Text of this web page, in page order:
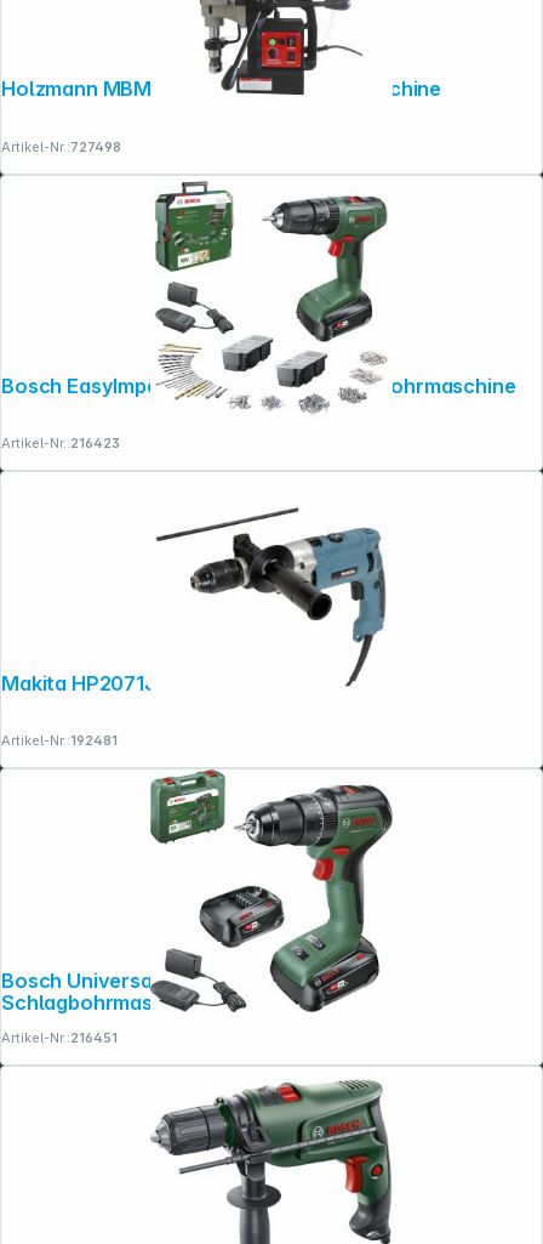
Holzmann MBM450LRE Magnetbohrmaschine
Artikel-Nr.:727498
Bosch EasyImpact 18V-40 Akku-Schlagbohrmaschine
Artikel-Nr.:216423
Makita HP2071J Schlagbohrmaschine
Artikel-Nr.:192481
Bosch UniversalImpact 18V-60 Akku-
Schlagbohrmaschine
Artikel-Nr.:216451
Copyright © 2001 - 2026 dexxIT. Alle Rechte vorbehalten.